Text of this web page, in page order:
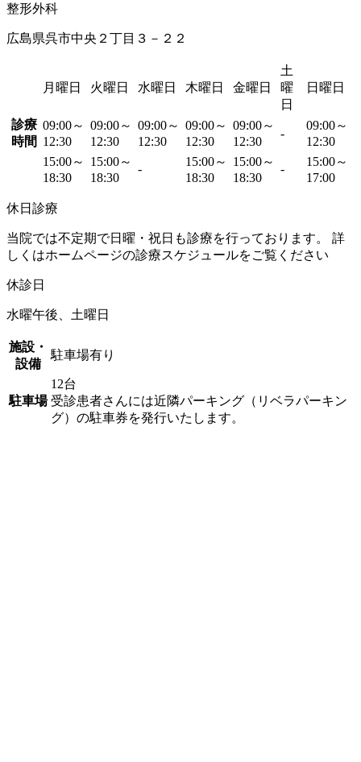
整形外科
広島県呉市中央２丁目３－２２
月曜日 火曜日 水曜日 木曜日 金曜日
土
曜
日
日曜日
診療
時間
09:00～
12:30
09:00～
12:30
09:00～
12:30
09:00～
12:30
09:00～
12:30
-
09:00～
12:30
15:00～
18:30
15:00～
18:30
-
15:00～
18:30
15:00～
18:30
-
15:00～
17:00
休日診療
当院では不定期で日曜・祝日も診療を行っております。 詳
しくはホームページの診療スケジュールをご覧ください
休診日
水曜午後、土曜日
施設・
設備
駐車場有り
駐車場
12台
受診患者さんには近隣パーキング（リベラパーキン
グ）の駐車券を発行いたします。